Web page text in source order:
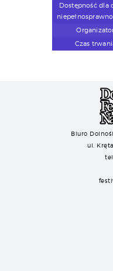
Dostępność dla
Czas
Biuro
ul.